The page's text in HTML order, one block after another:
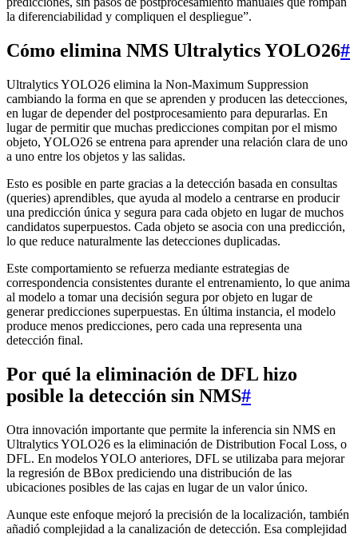
la diferenciabilidad y compliquen el despliegue”.
Cómo elimina NMS Ultralytics YOLO26#
Ultralytics YOLO26 elimina la Non-Maximum Suppression
cambiando la forma en que se aprenden y producen las detecciones,
en lugar de depender del postprocesamiento para depurarlas. En
lugar de permitir que muchas predicciones compitan por el mismo
objeto, YOLO26 se entrena para aprender una relación clara de uno
a uno entre los objetos y las salidas.
Esto es posible en parte gracias a la detección basada en consultas
(queries) aprendibles, que ayuda al modelo a centrarse en producir
una predicción única y segura para cada objeto en lugar de muchos
candidatos superpuestos. Cada objeto se asocia con una predicción,
lo que reduce naturalmente las detecciones duplicadas.
Este comportamiento se refuerza mediante estrategias de
correspondencia consistentes durante el entrenamiento, lo que anima
al modelo a tomar una decisión segura por objeto en lugar de
generar predicciones superpuestas. En última instancia, el modelo
produce menos predicciones, pero cada una representa una
detección final.
Por qué la eliminación de DFL hizo
posible la detección sin NMS#
Otra innovación importante que permite la inferencia sin NMS en
Ultralytics YOLO26 es la eliminación de Distribution Focal Loss, o
DFL. En modelos YOLO anteriores, DFL se utilizaba para mejorar
la regresión de BBox prediciendo una distribución de las
ubicaciones posibles de las cajas en lugar de un valor único.
Aunque este enfoque mejoró la precisión de la localización, también
añadió complejidad a la canalización de detección. Esa complejidad